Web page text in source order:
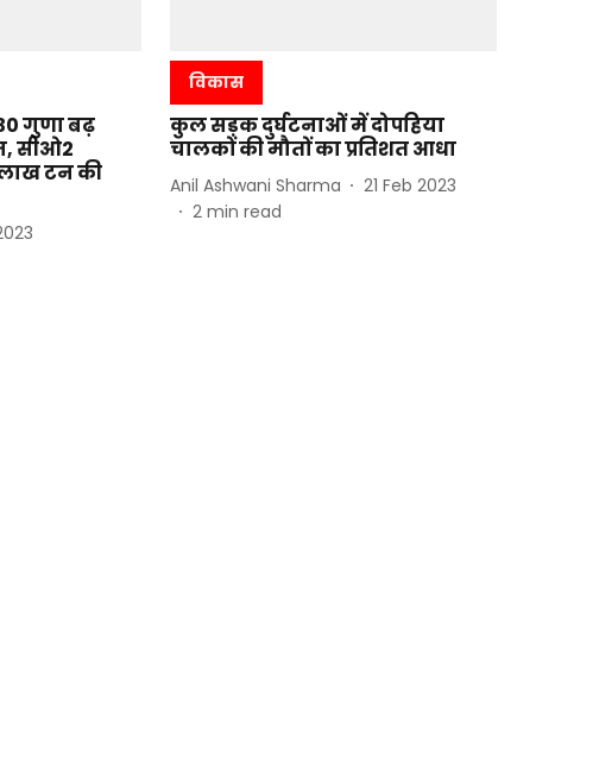
गुणा बढ़
सीओ2
टन की
विकास
कुल सड़क दुर्घटनाओं में दोपहिया
चालकों की मौतों का प्रतिशत आधा
Anil Ashwani Sharma
21 Feb 2023
2 min read